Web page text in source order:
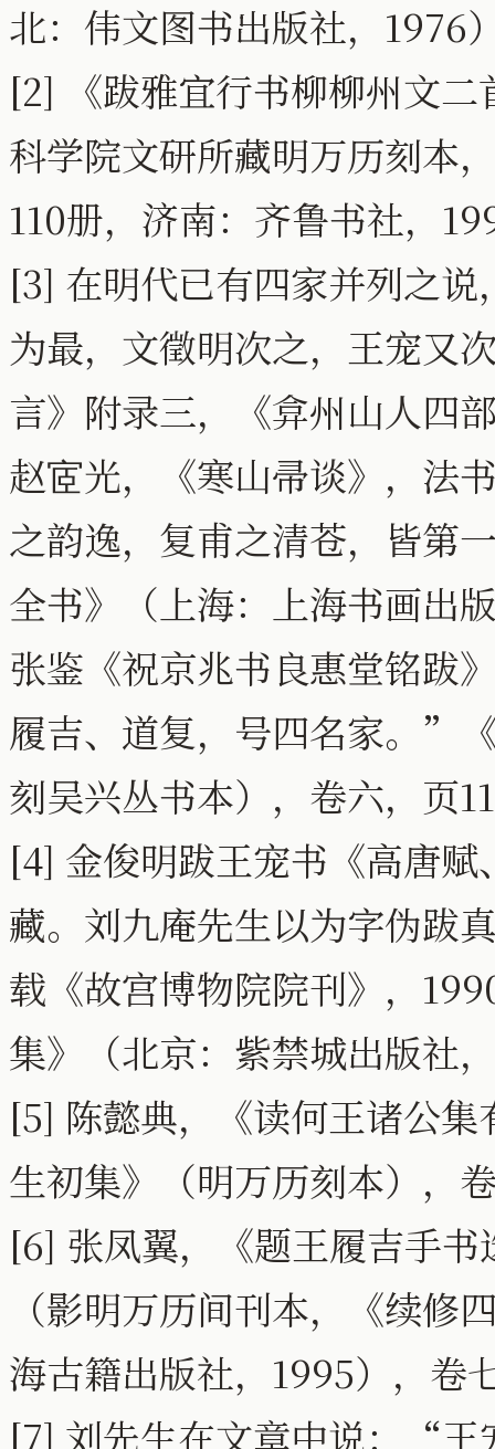
北：伟文图书出版社，1976
[2] 《跋雅宜行书柳柳州文
科学院文研所藏明万历刻本
110册，济南：齐鲁书社，
[3] 在明代已有四家并列之
为最，文徵明次之，王宠又
言》附录三，《弇州山人四
赵宧光，《寒山帚谈》，法
之韵逸，复甫之清苍，皆第
全书》（上海：上海书画出
张鉴《祝京兆书良惠堂铭跋
履吉、道复，号四名家。”
刻吴兴丛书本），卷六，页
[4] 金俊明跋王宠书《高唐
藏。刘九庵先生以为字伪跋
载《故宫博物院院刊》，
集》（北京：紫禁城出版社
[5] 陈懿典，《读何王诸公
生初集》（明万历刻本），
[6] 张凤翼，《题王履吉手
（影明万历间刊本，《续修
海古籍出版社，1995），卷
[7] 刘先生在文章中说：“王